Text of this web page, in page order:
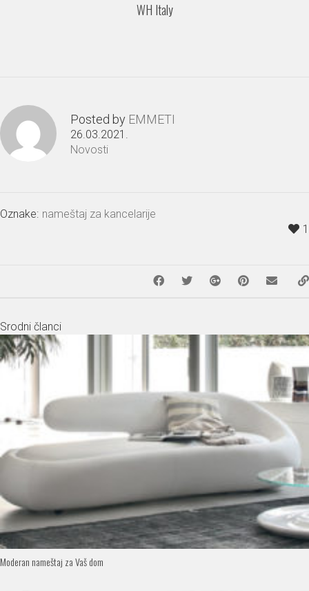
WH Italy
Posted by EMMETI
26.03.2021.
Novosti
Oznake: nameštaj za kancelarije
1
Srodni članci
Moderan nameštaj za Vaš dom